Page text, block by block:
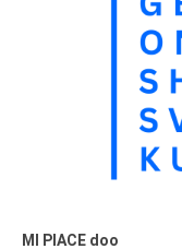
MI PIACE doo